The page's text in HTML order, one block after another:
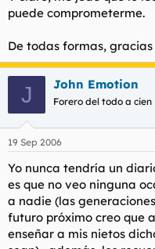
puede comprometerme.
De todas formas,
J John Emotion
Forero del todo a cien
19 Sep 2006
Yo nunca tendría un
es que no veo ninguna
a nadie (las
futuro próximo creo que
enseñar a mis nietos